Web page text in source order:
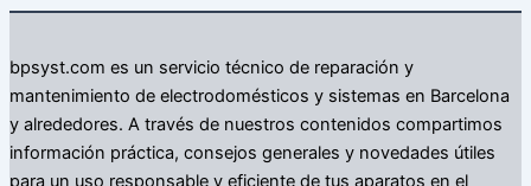
bpsyst.com es un servicio técnico de reparación y
mantenimiento de electrodomésticos y sistemas en Barcelona
y alrededores. A través de nuestros contenidos compartimos
información práctica, consejos generales y novedades útiles
para un uso responsable y eficiente de tus aparatos en el